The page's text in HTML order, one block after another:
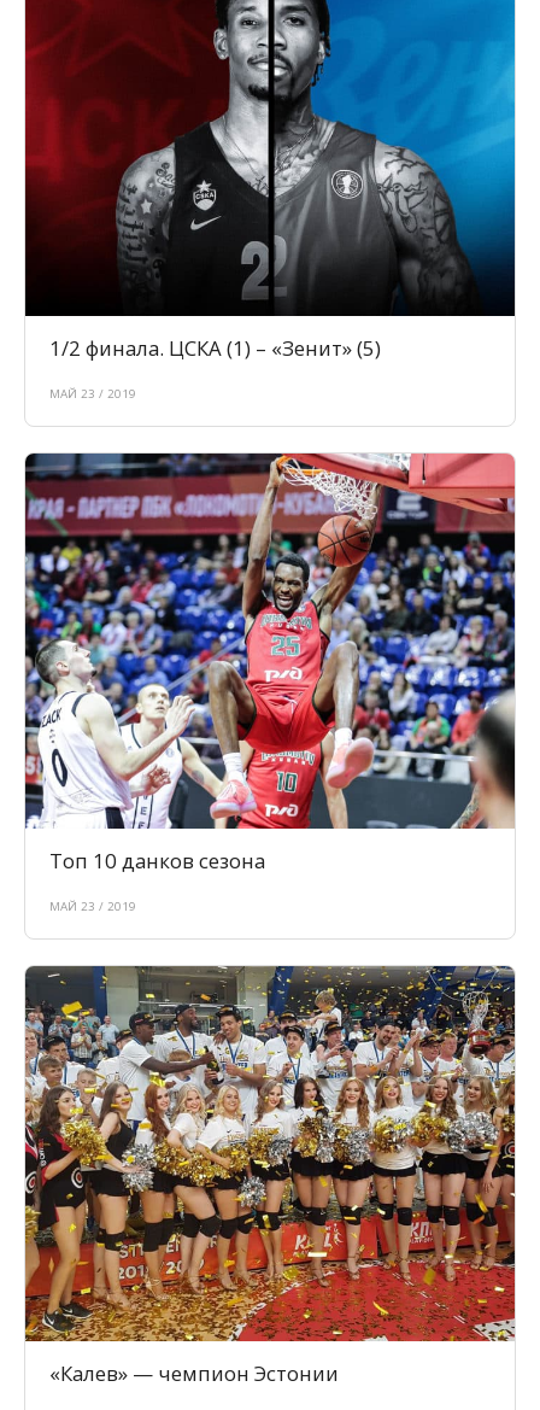
1/2 финала. ЦСКА (1) – «Зенит» (5)
МАЙ 23 / 2019
Топ 10 данков сезона
МАЙ 23 / 2019
«Калев» — чемпион Эстонии